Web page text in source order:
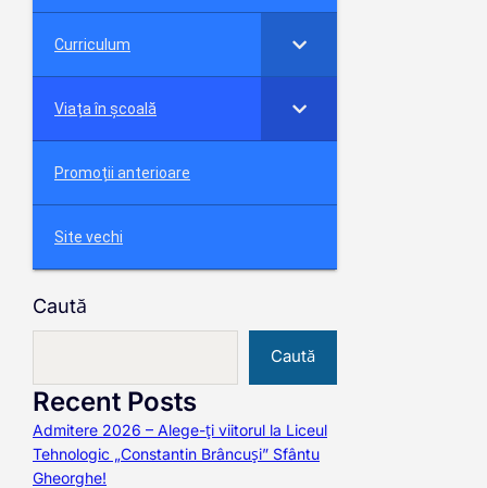
Curriculum
Viața în școală
Promoții anterioare
Site vechi
Caută
Caută
Recent Posts
Admitere 2026 – Alege-ți viitorul la Liceul
Tehnologic „Constantin Brâncuși” Sfântu
Gheorghe!